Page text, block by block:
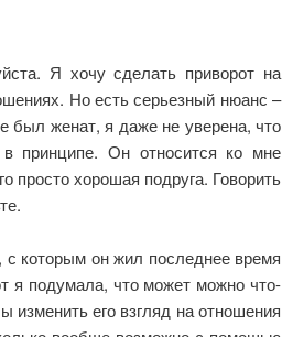
Я хочу сделать приворот на
Но есть серьезный нюанс –
был женат, я даже не уверена, что
принципе. Он относится ко мне
хорошая подруга. Говорить
которым он жил последнее время
я подумала, что может можно что-
его взгляд на отношения